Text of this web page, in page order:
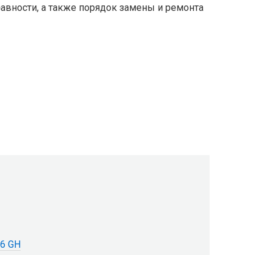
а также порядок замены и ремонта
GH